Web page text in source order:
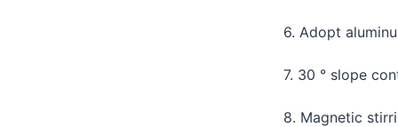
6. Adopt
7. 30 ° slope
8. Magnetic